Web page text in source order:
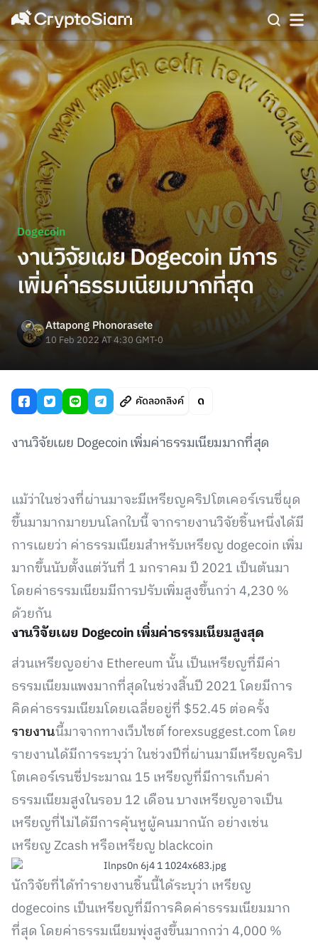
Dogecoin
งานวิจัยเผย Dogecoin มีการ
เพิ่มค่าธรรมเนียมมากที่สุด
Attapong Phonorasete
10 Feb 2022 AT 4:30 GMT-0
คัดลอกลิงค์
งานวิจัยเผย Dogecoin เพิ่มค่าธรรมเนียมมากที่สุด
แม้ว่าในช่วงที่ผ่านมาจะมีเหรียญคริปโตเคอร์เรนซี่ผุด
ขึ้นมามากมายบนโลกใบนี้ จากรายงานวิจัยชิ้นหนึ่งได้มี
การเผยว่า ค่าธรรมเนียมสำหรับเหรียญ dogecoin เพิ่ม
มากขึ้นนับตั้งแต่วันที่ 1 มกราคม ปี 2021 เป็นต้นมา
โดยค่าธรรมเนียมมีการปรับเพิ่มสูงขึ้นกว่า 4,230 %
ด้วยกัน
งานวิจัยเผย Dogecoin เพิ่มค่าธรรมเนียมสูงสุด
ส่วนเหรียญอย่าง Ethereum นั้น เป็นเหรียญที่มีค่า
ธรรมเนียมแพงมากที่สุดในช่วงสิ้นปี 2021 โดยมีการ
คิดค่าธรรมเนียมโดยเฉลี่ยอยู่ที่ $52.45 ต่อครั้ง
รายงานนี้มาจากทางเว็บไซต์ forexsuggest.com โดย
รายงานได้มีการระบุว่า ในช่วงปีที่ผ่านมามีเหรียญคริป
โตเคอร์เรนซี่ประมาณ 15 เหรียญที่มีการเก็บค่า
ธรรมเนียมสูงในรอบ 12 เดือน บางเหรียญอาจเป็น
เหรียญที่ไม่ได้มีการคุ้นหูผู้คนมากนัก อย่างเช่น
เหรียญ Zcash หรือเหรียญ blackcoin
นักวิจัยที่ได้ทำรายงานชิ้นนี้ได้ระบุว่า เหรียญ
dogecoins เป็นเหรียญที่มีการคิดค่าธรรมเนียมมาก
ที่สุด โดยค่าธรรมเนียมพุ่งสูงขึ้นมากกว่า 4,000 %